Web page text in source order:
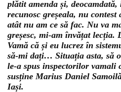
plătit amenda și,
recunosc greșeala, nu
atât nu am ce să fac. Nu va
greșesc, mi-am învățat lecția.
Vamă că și eu lucrez în
să-mi dați… Situația asta, să
le-a spus inspectorilor vamali
susține Marius Daniel
Iași.